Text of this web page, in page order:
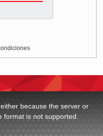
because the server or
format is not supported.